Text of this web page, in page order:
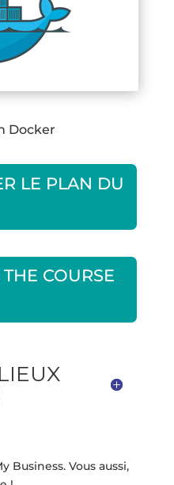
Docker
LE PLAN DU
COURSE
Business. Vous aussi,